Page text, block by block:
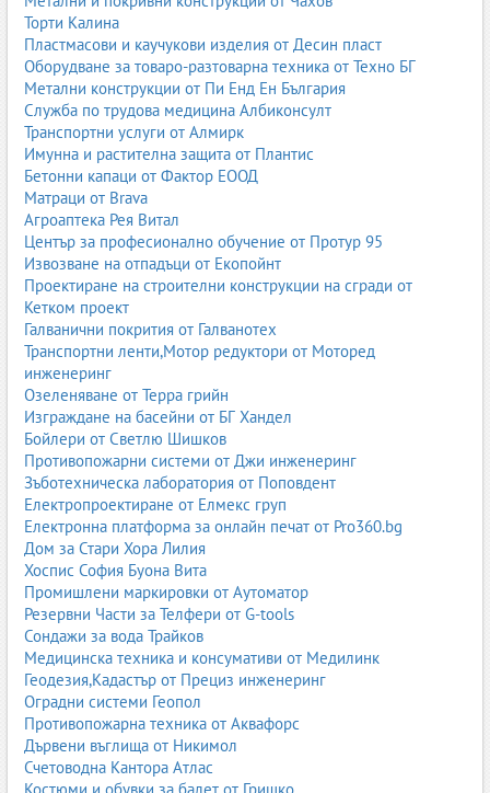
Торти Калина
Пластмасови и каучукови изделия от Десин пласт
Оборудване за товаро-разтоварна техника от Техно БГ
Метални конструкции от Пи Енд Ен България
Служба по трудова медицина Албиконсулт
Транспортни услуги от Алмирк
Имунна и растителна защита от Плантис
Бетонни капаци от Фактор ЕООД
Матраци от Brava
Агроаптека Рея Витал
Център за професионално обучение от Протур 95
Извозване на отпадъци от Екопойнт
Проектиране на строителни конструкции на сгради от
Кетком проект
Галванични покрития от Галванотех
Транспортни ленти,Мотор редуктори от Моторед
инженеринг
Озеленяване от Терра грийн
Изграждане на басейни от БГ Хандел
Бойлери от Светлю Шишков
Противопожарни системи от Джи инженеринг
Зъботехническа лаборатория от Поповдент
Електропроектиране от Елмекс груп
Електронна платформа за онлайн печат от Pro360.bg
Дом за Стари Хора Лилия
Хоспис София Буона Вита
Промишлени маркировки от Аутоматор
Резервни Части за Телфери от G-tools
Сондажи за вода Трайков
Медицинска техника и консумативи от Медилинк
Геодезия,Кадастър от Прециз инженеринг
Оградни системи Геопол
Противопожарна техника от Аквафорс
Дървени въглища от Никимол
Счетоводна Кантора Атлас